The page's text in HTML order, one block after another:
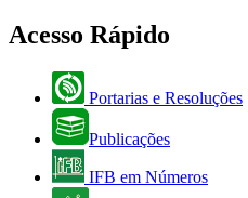
Acesso Rápido
Portarias e Resoluções
Publicações
IFB em Números